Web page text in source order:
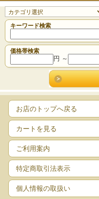
キーワード検索
価格帯検索
円 ～
お店のトップへ戻る
カートを見る
ご利用案内
特定商取引法表示
個人情報の取扱い